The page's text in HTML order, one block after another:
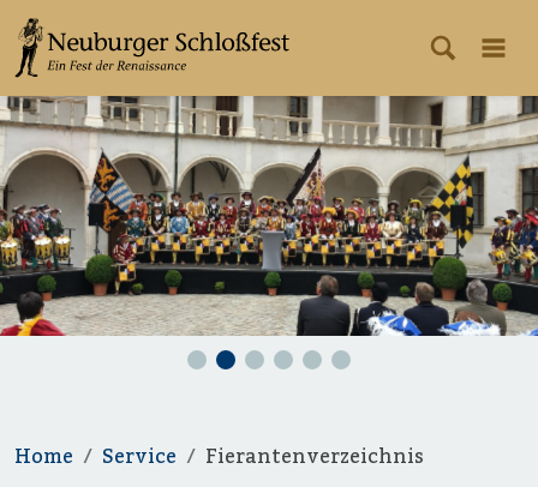
Home Service Fierantenverzeichnis